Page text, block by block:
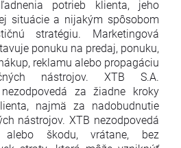
potrieb klienta, jeho
situácie a nijakým spôsobom
stratégiu. Marketingová
ponuku na predaj, ponuku,
reklamu alebo propagáciu
nástrojov. XTB S.A.
za žiadne kroky
najmä za nadobudnutie
nástrojov. XTB nezodpovedá
škodu, vrátane, bez